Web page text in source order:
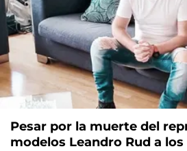
Pesar por la muerte del
modelos Leandro Rud a los